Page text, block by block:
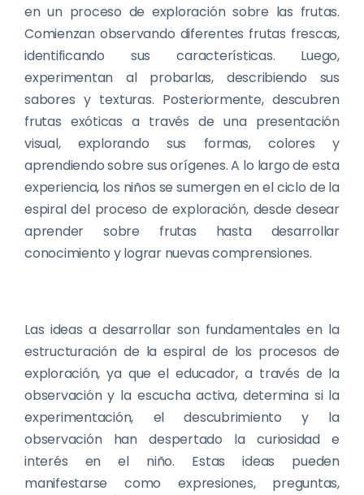
en un proceso de exploración sobre las frutas.
Comienzan observando diferentes frutas frescas,
identificando sus características. Luego,
experimentan al probarlas, describiendo sus
sabores y texturas. Posteriormente, descubren
frutas exóticas a través de una presentación
visual, explorando sus formas, colores y
aprendiendo sobre sus orígenes. A lo largo de esta
experiencia, los niños se sumergen en el ciclo de la
espiral del proceso de exploración, desde desear
aprender sobre frutas hasta desarrollar
conocimiento y lograr nuevas comprensiones.
Las ideas a desarrollar son fundamentales en la
estructuración de la espiral de los procesos de
exploración, ya que el educador, a través de la
observación y la escucha activa, determina si la
experimentación, el descubrimiento y la
observación han despertado la curiosidad e
interés en el niño. Estas ideas pueden
manifestarse como expresiones, preguntas,